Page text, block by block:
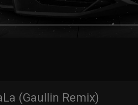
(Gaullin Remix)